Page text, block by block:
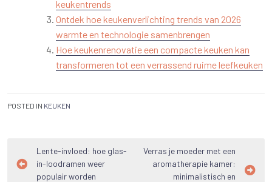
keukentrends
Ontdek hoe keukenverlichting trends van 2026
warmte en technologie samenbrengen
Hoe keukenrenovatie een compacte keuken kan
transformeren tot een verrassend ruime leefkeuken
POSTED IN KEUKEN
Bericht
navigatie
Lente-invloed: hoe glas-
in-loodramen weer
populair worden
Verras je moeder met een
aromatherapie kamer:
minimalistisch en